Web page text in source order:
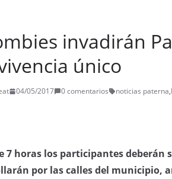
invadirán
único
04/05/2017 0 comentarios noticias paterna,
7 horas los participantes deberán
por las calles del municipio,